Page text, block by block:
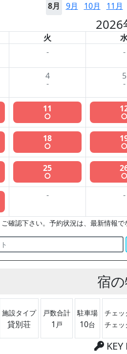
8月 9月 10月 11月
2026
火
- -
4
-
5
-
11
○ ○
18
○ ○
25
○ ○
- -
ご確認下さい。予約状況は、最新情報
宿
施設タイプ
貸別荘
戸数合計
1 戸
駐車場
10台
チェッ
チェッ
KEY